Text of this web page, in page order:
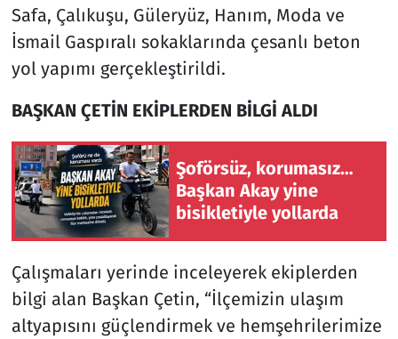
Safa, Çalıkuşu, Güleryüz, Hanım, Moda ve
İsmail Gaspıralı sokaklarında çesanlı beton
yol yapımı gerçekleştirildi.
BAŞKAN ÇETİN EKİPLERDEN BİLGİ ALDI
Şoförsüz, korumasız…
Başkan Akay yine
bisikletiyle yollarda
Çalışmaları yerinde inceleyerek ekiplerden
bilgi alan Başkan Çetin, “İlçemizin ulaşım
altyapısını güçlendirmek ve hemşehrilerimize